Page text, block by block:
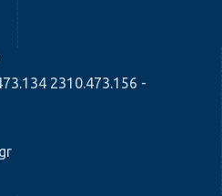
2310.473.156 -